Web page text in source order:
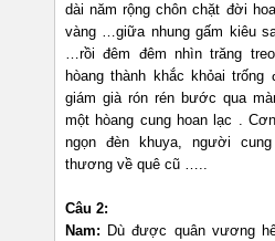
dài năm rộng chôn chặt đời
vàng …giữa nhung gấm kiêu
…rồi đêm đêm nhìn trăng
hòang thành khắc khỏai trống
giám già rón rén bước qua
một hòang cung hoan lạc .
ngọn đèn khuya, người
thương về quê cũ …..
Câu 2:
Nam: Dù được quân vương